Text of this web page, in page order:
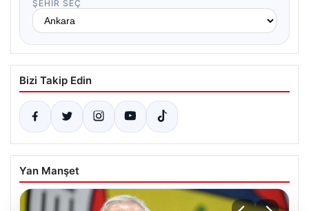
ŞEHIR SEÇ
Bizi Takip Edin
Yan Manşet